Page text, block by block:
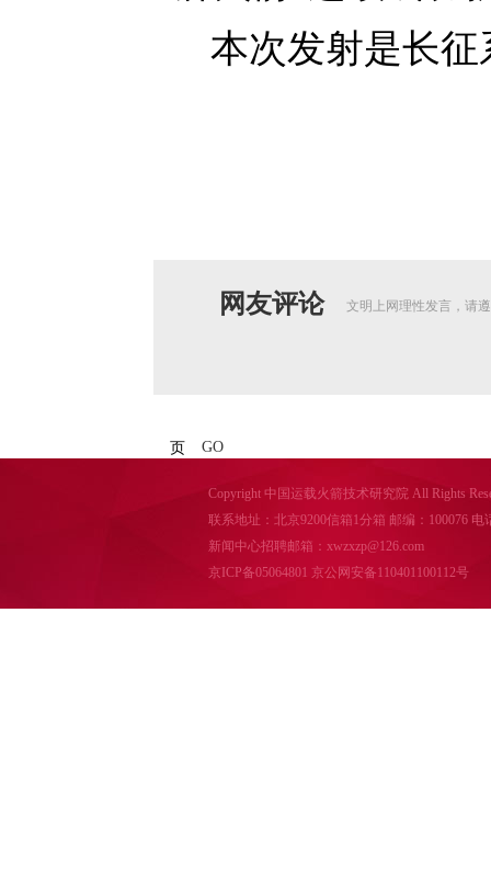
本次发射是长
网友评论 文明上网理性发言，请
页 GO
Copyright 中国运载火箭技术研究院 All Rights
联系地址：北京9200信箱1分箱 邮编：100076 电
新闻中心招聘邮箱：xwzxzp@126.com
京ICP备05064801 京公网安备110401100112号